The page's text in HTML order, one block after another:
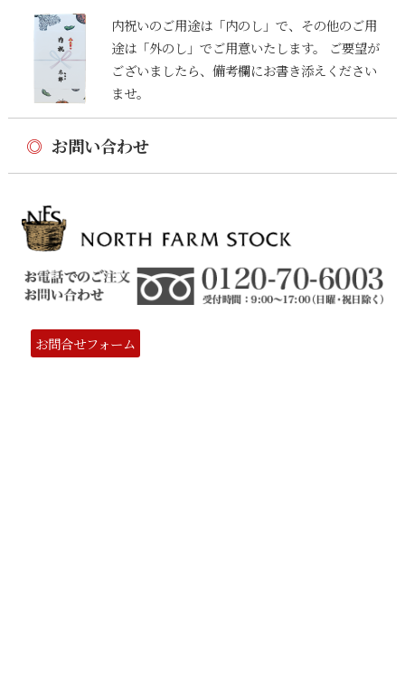
内祝いのご用途は「内のし」で、その他のご用
途は「外のし」でご用意いたします。 ご要望が
ございましたら、備考欄にお書き添えください
ませ。
◎ お問い合わせ
お問合せフォーム